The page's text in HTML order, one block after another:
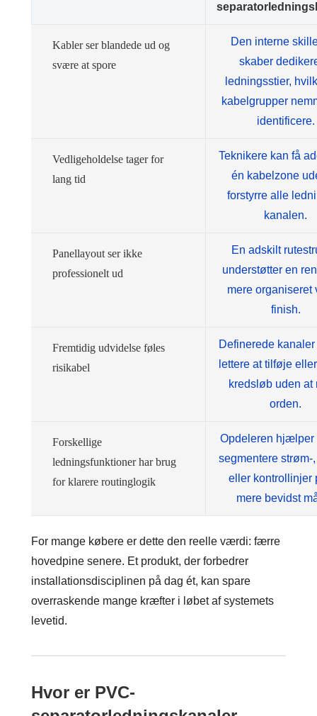
Kabler ser blandede ud og
svære at spore
Den interne
skaber
ledningsstier,
kabelgrupper
identificere.
Vedligeholdelse tager for
lang tid
Teknikere kan få
én kabelzone
forstyrre alle
kanalen.
Panellayout ser ikke
professionelt ud
En adskilt
understøtter en
mere organiseret
finish.
Fremtidig udvidelse føles
risikabel
Definerede
lettere at tilføje
kredsløb uden at
orden.
Forskellige
ledningsfunktioner har brug
for klarere routinglogik
Opdeleren hjælper
segmentere strøm-
eller kontrollinjer
mere bevidst
For mange købere er dette den reelle værdi: færre
hovedpine senere. Et produkt, der forbedrer
installationsdisciplinen på dag ét, kan spare
overraskende mange kræfter i løbet af systemets
levetid.
Hvor er PVC-